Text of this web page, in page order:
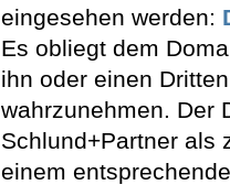
eingesehen werden:
Es obliegt dem
ihn oder einen
wahrzunehmen. Der
Schlund+Partner als
einem